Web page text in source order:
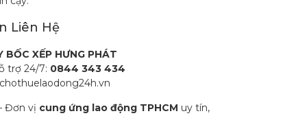
Liên Hệ
BỐC XẾP HƯNG PHÁT
trợ 24/7: 0844 343 434
Đơn vị cung ứng lao động TPHCM uy tín,